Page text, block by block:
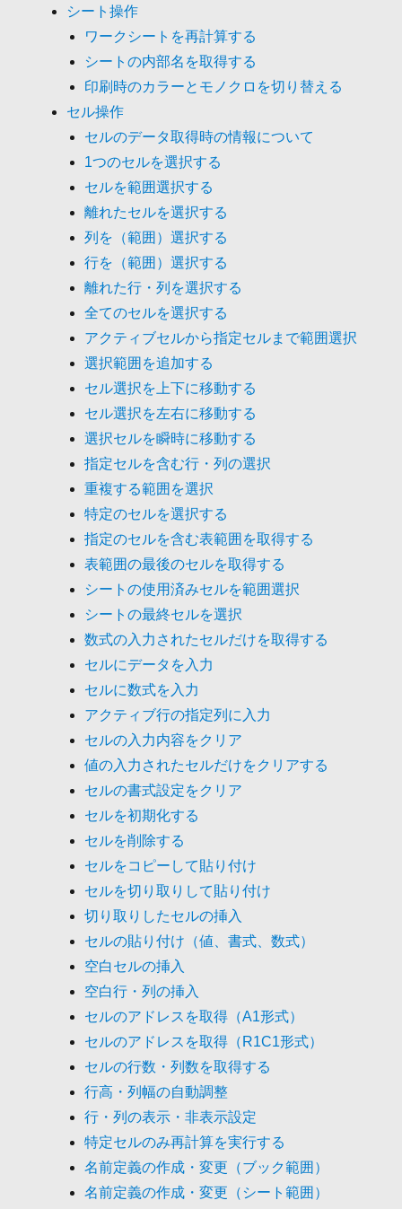
シート操作
ワークシートを再計算する
シートの内部名を取得する
印刷時のカラーとモノクロを切り替える
セル操作
セルのデータ取得時の情報について
1つのセルを選択する
セルを範囲選択する
離れたセルを選択する
列を（範囲）選択する
行を（範囲）選択する
離れた行・列を選択する
全てのセルを選択する
アクティブセルから指定セルまで範囲選択
選択範囲を追加する
セル選択を上下に移動する
セル選択を左右に移動する
選択セルを瞬時に移動する
指定セルを含む行・列の選択
重複する範囲を選択
特定のセルを選択する
指定のセルを含む表範囲を取得する
表範囲の最後のセルを取得する
シートの使用済みセルを範囲選択
シートの最終セルを選択
数式の入力されたセルだけを取得する
セルにデータを入力
セルに数式を入力
アクティブ行の指定列に入力
セルの入力内容をクリア
値の入力されたセルだけをクリアする
セルの書式設定をクリア
セルを初期化する
セルを削除する
セルをコピーして貼り付け
セルを切り取りして貼り付け
切り取りしたセルの挿入
セルの貼り付け（値、書式、数式）
空白セルの挿入
空白行・列の挿入
セルのアドレスを取得（A1形式）
セルのアドレスを取得（R1C1形式）
セルの行数・列数を取得する
行高・列幅の自動調整
行・列の表示・非表示設定
特定セルのみ再計算を実行する
名前定義の作成・変更（ブック範囲）
名前定義の作成・変更（シート範囲）